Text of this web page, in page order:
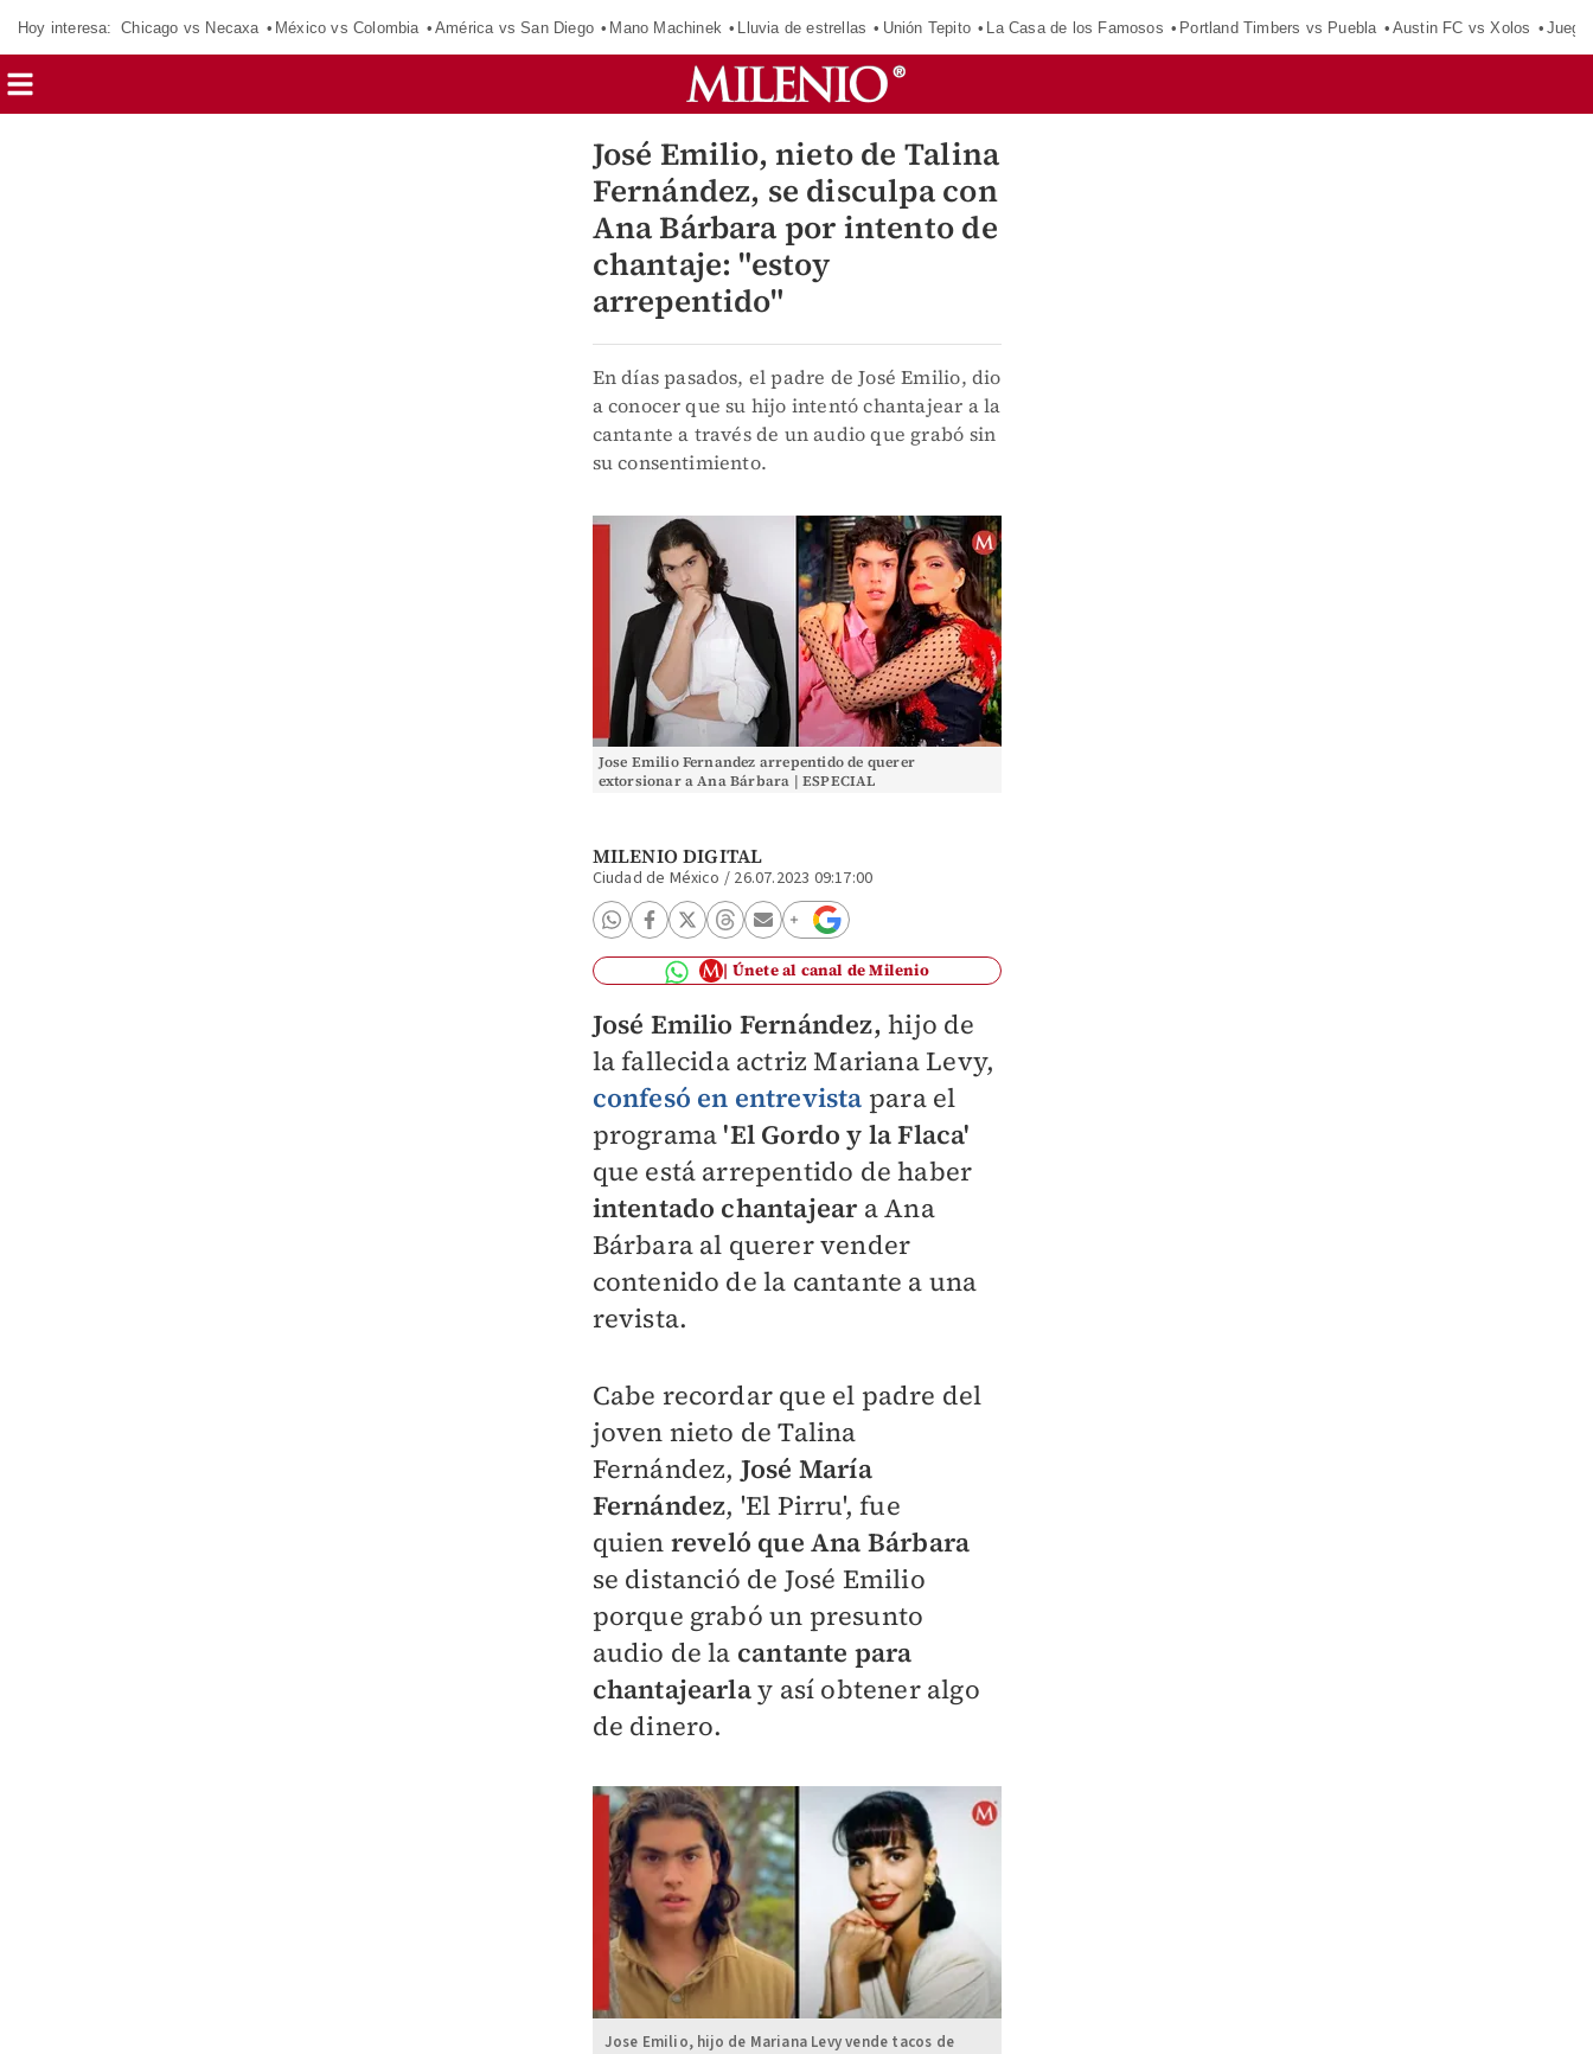
Hoy interesa: Chicago vs Necaxa México vs Colombia América vs San Diego Mano Machinek Lluvia de estrellas Unión Tepito La Casa de los Famosos Portland Timbers vs Puebla Austin FC vs Xolos
José Emilio, nieto de Talina
Fernández, se disculpa con
Ana Bárbara por intento de
chantaje: "estoy
arrepentido"
En días pasados, el padre de José Emilio, dio
a conocer que su hijo intentó chantajear a la
cantante a través de un audio que grabó sin
su consentimiento.
Jose Emilio Fernandez arrepentido de querer
extorsionar a Ana Bárbara | ESPECIAL
MILENIO DIGITAL
Ciudad de México / 26.07.2023 09:17:00
Únete al canal de Milenio
José Emilio Fernández,hijo de
la fallecida actriz Mariana Levy,
confesó en entrevista para el
programa'El Gordo y la Flaca'
que está arrepentido de haber
intentado chantajeara Ana
Bárbara al querer vender
contenido de la cantante a una
revista.
Cabe recordar que el padre del
joven nieto de Talina
Fernández, José María
Fernández, 'El Pirru', fue
quien reveló que Ana Bárbara
se distanció de José Emilio
porque grabó un presunto
audio de la cantante para
chantajearlay así obtener algo
de dinero.
Jose Emilio, hijo de Mariana Levy vende tacos de